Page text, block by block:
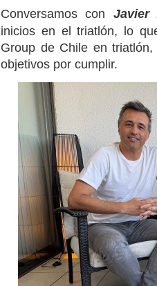
Conversamos con Javier
inicios en el triatlón, lo
Group de Chile en
objetivos por cumplir.